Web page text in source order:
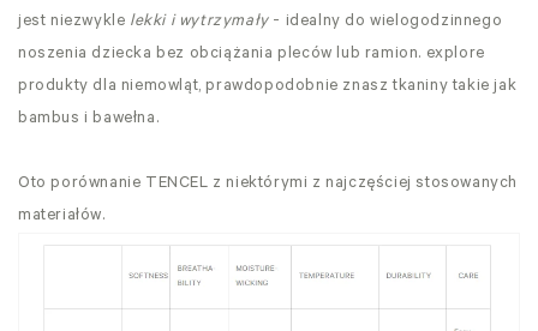
jest niezwykle lekki i wytrzymały- idealny do wielogodzinnego
noszenia dziecka bez obciążania pleców lub ramion. explore
produkty dla niemowląt, prawdopodobnie znasz tkaniny takie jak
bambus i bawełna.
Oto porównanie TENCEL z niektórymi z najczęściej stosowanych
materiałów.